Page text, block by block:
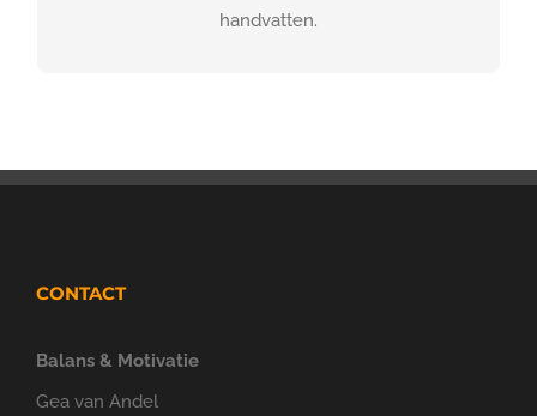
handvatten.
CONTACT
Balans & Motivatie
Gea van Andel